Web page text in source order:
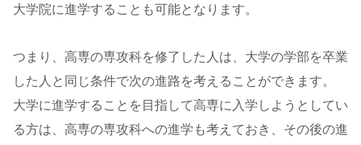
大学院に進学することも可能となります。
つまり、高専の専攻科を修了した人は、大学の学部を卒業
した人と同じ条件で次の進路を考えることができます。
大学に進学することを目指して高専に入学しようとしてい
る方は、高専の専攻科への進学も考えておき、その後の進